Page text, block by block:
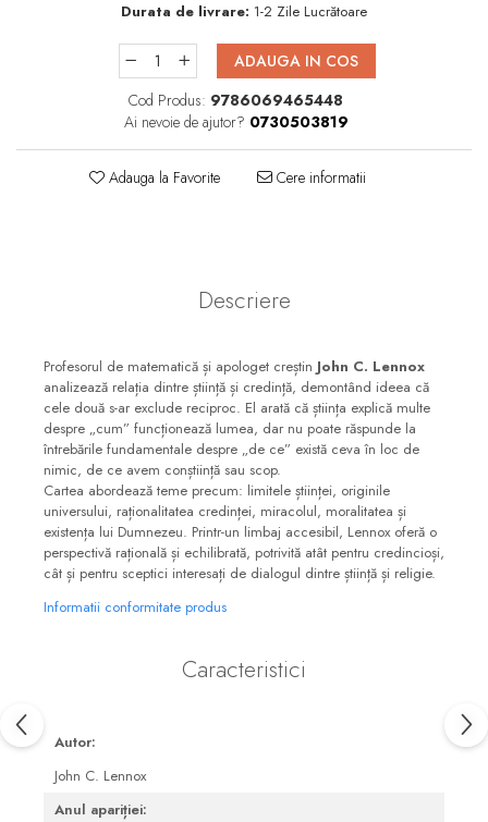
Lucrarea cu Copiii și Tinerii
Grupuri Mici
Închinare prin Muzică
Romane, Nuvele și Povestiri
Biografii
Reviste
Poezii
Durata de livrare: 1-2 Zile Lucrătoare
ADAUGA IN COS
Cod Produs: 9786069465448
Ai nevoie de ajutor? 0730503819
Adauga la Favorite Cere informatii
Descriere
Profesorul de matematică și apologet creștin John C. Lennox
analizează relația dintre știință și credință, demontând ideea că
cele două s-ar exclude reciproc. El arată că știința explică multe
despre „cum” funcționează lumea, dar nu poate răspunde la
întrebările fundamentale despre „de ce” există ceva în loc de
nimic, de ce avem conștiință sau scop.
Cartea abordează teme precum: limitele științei, originile
universului, raționalitatea credinței, miracolul, moralitatea și
existența lui Dumnezeu. Printr-un limbaj accesibil, Lennox oferă o
perspectivă rațională și echilibrată, potrivită atât pentru credincioși,
cât și pentru sceptici interesați de dialogul dintre știință și religie.
Informatii conformitate produs
Caracteristici
Autor:
John C. Lennox
Anul apariției: